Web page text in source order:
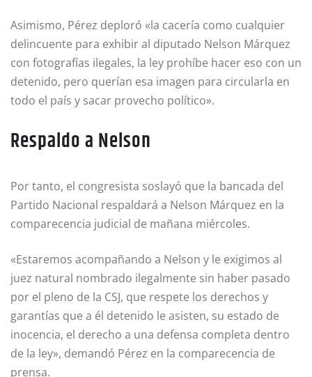
Asimismo, Pérez deploró «la cacería como cualquier
delincuente para exhibir al diputado Nelson Márquez
con fotografías ilegales, la ley prohíbe hacer eso con un
detenido, pero querían esa imagen para circularla en
todo el país y sacar provecho político».
Respaldo a Nelson
Por tanto, el congresista soslayó que la bancada del
Partido Nacional respaldará a Nelson Márquez en la
comparecencia judicial de mañana miércoles.
«Estaremos acompañando a Nelson y le exigimos al
juez natural nombrado ilegalmente sin haber pasado
por el pleno de la CSJ, que respete los derechos y
garantías que a él detenido le asisten, su estado de
inocencia, el derecho a una defensa completa dentro
de la ley», demandó Pérez en la comparecencia de
prensa.